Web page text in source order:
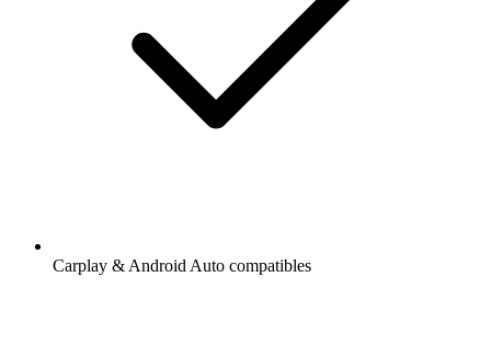
Carplay & Android Auto compatibles